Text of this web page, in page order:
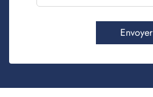
Envoyer